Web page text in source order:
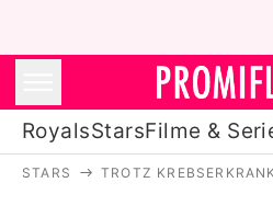
RoyalsStarsFilme &
STARS TROTZ